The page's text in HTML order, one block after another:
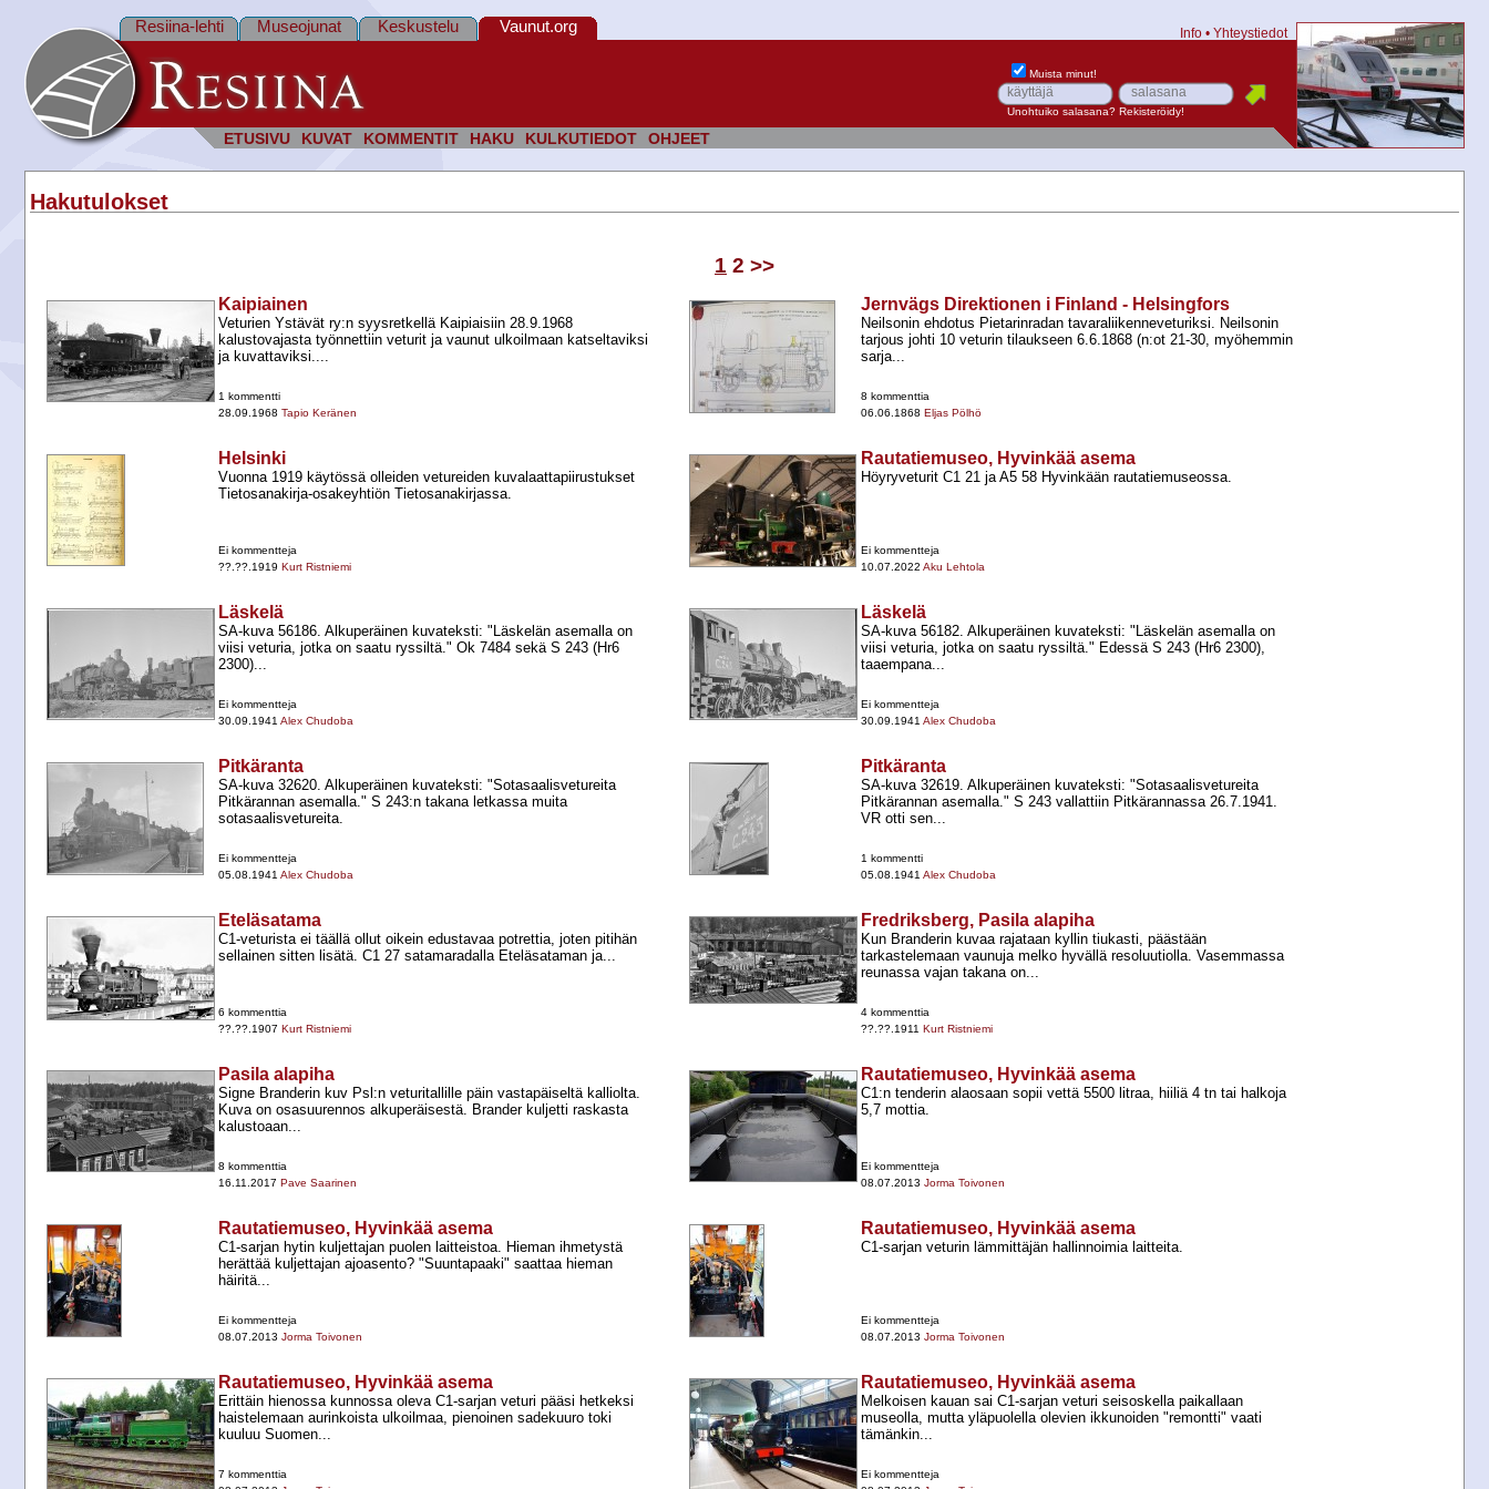
ETUSIVU KUVAT KOMMENTIT HAKU KULKUTIEDOT OHJEET
Resiina-lehti Museojunat Keskustelu Vaunut.org Info • Yhteystiedot
Muista minut!
Unohtuiko salasana? Rekisteröidy!
Hakutulokset
1 2 >>
Kaipiainen
Veturien Ystävät ry:n syysretkellä Kaipiaisiin 28.9.1968
kalustovajasta työnnettiin veturit ja vaunut ulkoilmaan katseltaviksi
ja kuvattaviksi....
1 kommentti
28.09.1968 Tapio Keränen
Jernvägs Direktionen i Finland - Helsingfors
Neilsonin ehdotus Pietarinradan tavaraliikenneveturiksi. Neilsonin
tarjous johti 10 veturin tilaukseen 6.6.1868 (n:ot 21-​30, myöhemmin
sarja...
8 kommenttia
06.06.1868 Eljas Pölhö
Helsinki
Vuonna 1919 käytössä olleiden vetureiden kuvalaattapiirustukset
Tietosanakirja-​osakeyhtiön Tietosanakirjassa.
Ei kommentteja
??.??.1919 Kurt Ristniemi
Rautatiemuseo, Hyvinkää asema
Höyryveturit C1 21 ja A5 58 Hyvinkään rautatiemuseossa.
Ei kommentteja
10.07.2022 Aku Lehtola
Läskelä
SA-​kuva 56186. Alkuperäinen kuvateksti: "Läskelän asemalla on
viisi veturia, jotka on saatu ryssiltä." Ok 7484 sekä S 243 (Hr6
2300)...
Ei kommentteja
30.09.1941 Alex Chudoba
Läskelä
SA-​kuva 56182. Alkuperäinen kuvateksti: "Läskelän asemalla on
viisi veturia, jotka on saatu ryssiltä." Edessä S 243 (Hr6 2300),
taaempana...
Ei kommentteja
30.09.1941 Alex Chudoba
Pitkäranta
SA-​kuva 32620. Alkuperäinen kuvateksti: "Sotasaalisvetureita
Pitkärannan asemalla." S 243:n takana letkassa muita
sotasaalisvetureita.
Ei kommentteja
05.08.1941 Alex Chudoba
Pitkäranta
SA-​kuva 32619. Alkuperäinen kuvateksti: "Sotasaalisvetureita
Pitkärannan asemalla." S 243 vallattiin Pitkärannassa 26.7.1941.
VR otti sen...
1 kommentti
05.08.1941 Alex Chudoba
Eteläsatama
C1-​veturista ei täällä ollut oikein edustavaa potrettia, joten pitihän
sellainen sitten lisätä. C1 27 satamaradalla Eteläsataman ja...
6 kommenttia
??.??.1907 Kurt Ristniemi
Fredriksberg, Pasila alapiha
Kun Branderin kuvaa rajataan kyllin tiukasti, päästään
tarkastelemaan vaunuja melko hyvällä resoluutiolla. Vasemmassa
reunassa vajan takana on...
4 kommenttia
??.??.1911 Kurt Ristniemi
Pasila alapiha
Signe Branderin kuv Psl:n veturitallille päin vastapäiseltä kalliolta.
Kuva on osasuurennos alkuperäisestä. Brander kuljetti raskasta
kalustoaan...
8 kommenttia
16.11.2017 Pave Saarinen
Rautatiemuseo, Hyvinkää asema
C1:n tenderin alaosaan sopii vettä 5500 litraa, hiiliä 4 tn tai halkoja
5,7 mottia.
Ei kommentteja
08.07.2013 Jorma Toivonen
Rautatiemuseo, Hyvinkää asema
C1-​sarjan hytin kuljettajan puolen laitteistoa. Hieman ihmetystä
herättää kuljettajan ajoasento? "Suuntapaaki" saattaa hieman
häiritä...
Ei kommentteja
08.07.2013 Jorma Toivonen
Rautatiemuseo, Hyvinkää asema
C1-​sarjan veturin lämmittäjän hallinnoimia laitteita.
Ei kommentteja
08.07.2013 Jorma Toivonen
Rautatiemuseo, Hyvinkää asema
Erittäin hienossa kunnossa oleva C1-​sarjan veturi pääsi hetkeksi
haistelemaan aurinkoista ulkoilmaa, pienoinen sadekuuro toki
kuuluu Suomen...
7 kommenttia
Rautatiemuseo, Hyvinkää asema
Melkoisen kauan sai C1-​sarjan veturi seisoskella paikallaan
museolla, mutta yläpuolella olevien ikkunoiden "remontti" vaati
tämänkin...
Ei kommentteja